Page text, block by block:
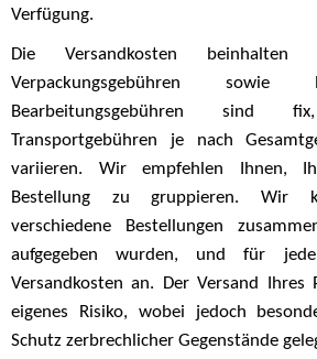
Verfügung.
Die Versandkosten beinhalten
Verpackungsgebühren sowie
Bearbeitungsgebühren sind
Transportgebühren je nach
variieren. Wir empfehlen Ihnen,
Bestellung zu gruppieren. Wir
verschiedene Bestellungen
aufgegeben wurden, und für
Versandkosten an. Der Versand
eigenes Risiko, wobei jedoch
Schutz zerbrechlicher Gegenstände